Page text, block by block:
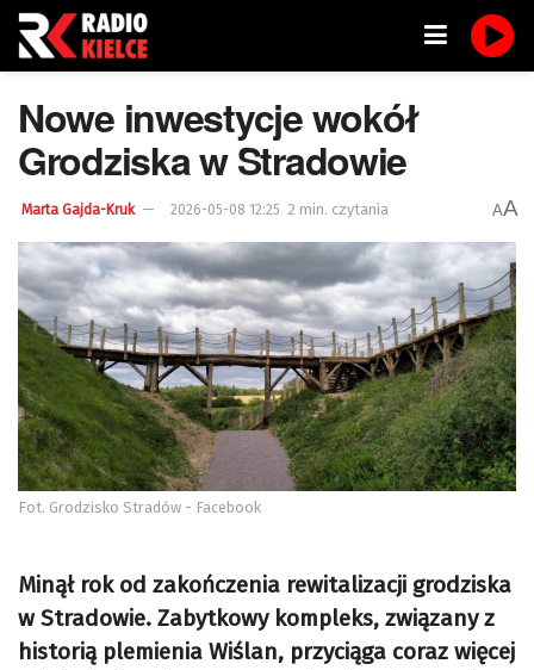
Nowe inwestycje wokół
Grodziska w Stradowie
Marta Gajda-Kruk 2026-05-08 12:25 2 min. czytania AA
Fot. Grodzisko Stradów - Facebook
Minął rok od zakończenia rewitalizacji grodziska
w Stradowie. Zabytkowy kompleks, związany z
historią plemienia Wiślan, przyciąga coraz więcej